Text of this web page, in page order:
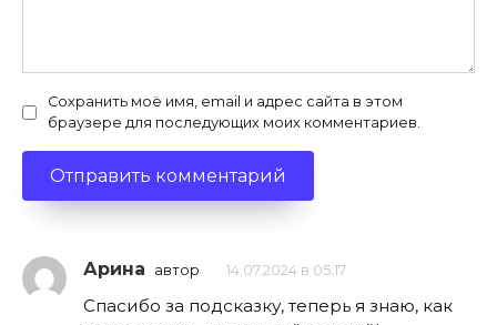
Сохранить моё имя, email и адрес сайта в этом
браузере для последующих моих комментариев.
Арина автор 14.07.2024 в 05:17
Спасибо за подсказку, теперь я знаю, как